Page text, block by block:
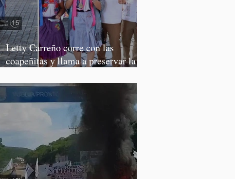
Letty Carreño corre con las
coapeñitas y llama a preservar la